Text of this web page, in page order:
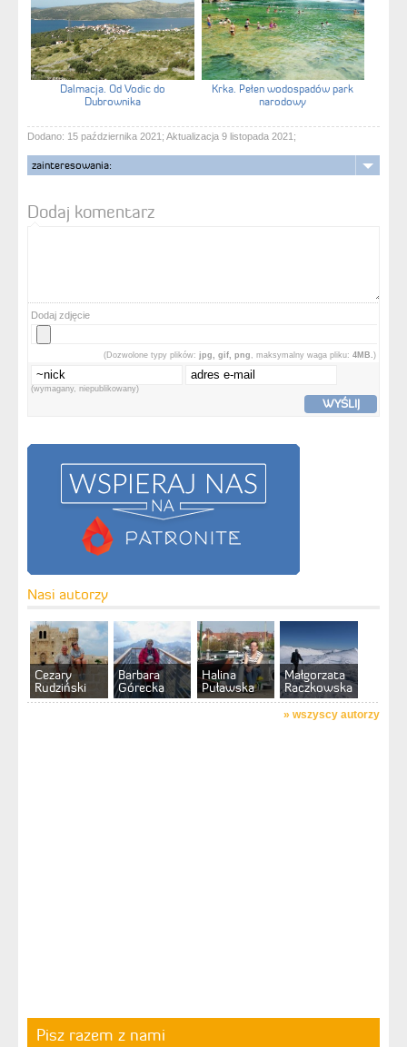
Dalmacja. Od Vodic do
Dubrownika
Krka. Pełen wodospadów park
narodowy
Dodano: 15 października 2021; Aktualizacja 9 listopada 2021;
zainteresowania:
Dodaj komentarz
Dodaj zdjęcie
(Dozwolone typy plików: jpg, gif, png , maksymalny waga pliku: 4MB. )
(wymagany, niepublikowany)
WYŚLIJ
Nasi autorzy
Cezary
Rudziński
Barbara
Górecka
Halina
Puławska
Małgorzata
Raczkowska
» wszyscy autorzy
Pisz razem z nami